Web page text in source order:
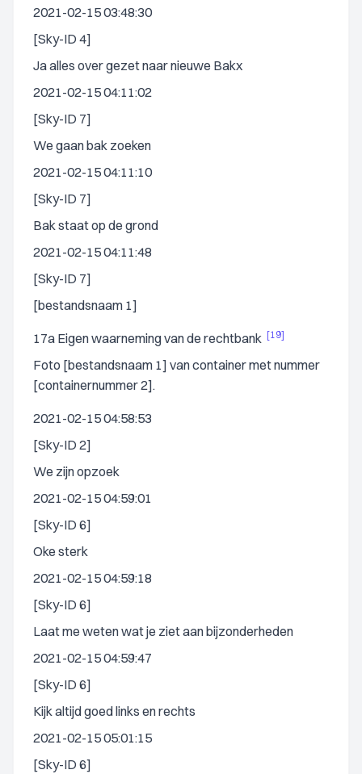
2021-02-15 03:48:30
[Sky-ID 4]
Ja alles over gezet naar nieuwe Bakx
2021-02-15 04:11:02
[Sky-ID 7]
We gaan bak zoeken
2021-02-15 04:11:10
[Sky-ID 7]
Bak staat op de grond
2021-02-15 04:11:48
[Sky-ID 7]
[bestandsnaam 1]
17a Eigen waarneming van de rechtbank [19]
Foto [bestandsnaam 1] van container met nummer
[containernummer 2].
2021-02-15 04:58:53
[Sky-ID 2]
We zijn opzoek
2021-02-15 04:59:01
[Sky-ID 6]
Oke sterk
2021-02-15 04:59:18
[Sky-ID 6]
Laat me weten wat je ziet aan bijzonderheden
2021-02-15 04:59:47
[Sky-ID 6]
Kijk altijd goed links en rechts
2021-02-15 05:01:15
[Sky-ID 6]